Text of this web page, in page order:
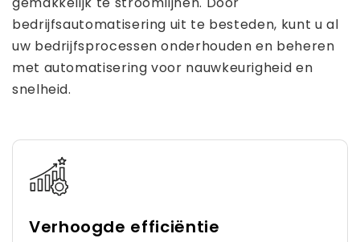
bedrijfsautomatisering uit te besteden, kunt u al
uw bedrijfsprocessen onderhouden en beheren
met automatisering voor nauwkeurigheid en
snelheid.
Verhoogde efficiëntie